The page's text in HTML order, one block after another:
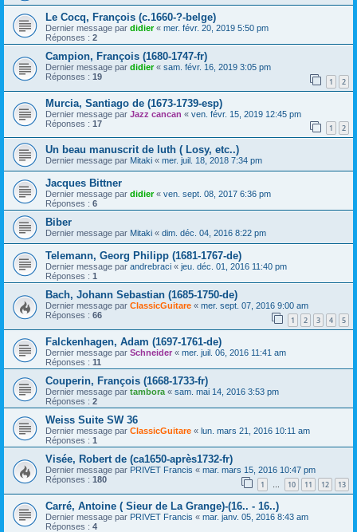
Le Cocq, François (c.1660-?-belge)
Dernier message par didier« mer. févr. 20, 2019 5:50 pm
Réponses : 2
Campion, François (1680-1747-fr)
Dernier message par didier« sam. févr. 16, 2019 3:05 pm
Réponses : 19 1 2
Murcia, Santiago de (1673-1739-esp)
Dernier message par Jazz cancan « ven. févr. 15, 2019 12:45 pm
Réponses : 17 1 2
Un beau manuscrit de luth ( Losy, etc..)
Dernier message par Mitaki « mer. juil. 18, 2018 7:34 pm
Jacques Bittner
Dernier message par didier« ven. sept. 08, 2017 6:36 pm
Réponses : 6
Biber
Dernier message par Mitaki « dim. déc. 04, 2016 8:22 pm
Telemann, Georg Philipp (1681-1767-de)
Dernier message par andrebraci « jeu. déc. 01, 2016 11:40 pm
Réponses : 1
Bach, Johann Sebastian (1685-1750-de)
Dernier message par ClassicGuitare « mer. sept. 07, 2016 9:00 am
Réponses : 66 1 2 3 4 5
Falckenhagen, Adam (1697-1761-de)
Dernier message par Schneider « mer. juil. 06, 2016 11:41 am
Réponses : 11
Couperin, François (1668-1733-fr)
Dernier message par tambora « sam. mai 14, 2016 3:53 pm
Réponses : 2
Weiss Suite SW 36
Dernier message par ClassicGuitare « lun. mars 21, 2016 10:11 am
Réponses : 1
Visée, Robert de (ca1650-après1732-fr)
Dernier message par PRIVET Francis « mar. mars 15, 2016 10:47 pm
Réponses : 180 1 … 10 11 12 13
Carré, Antoine ( Sieur de La Grange)-(16.. - 16..)
Dernier message par PRIVET Francis « mar. janv. 05, 2016 8:43 am
Réponses : 4